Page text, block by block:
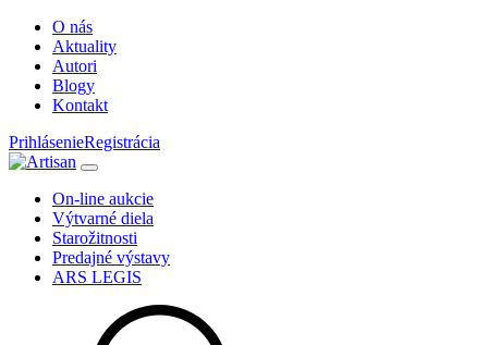
O nás
Aktuality
Autori
Blogy
Kontakt
PrihlásenieRegistrácia
On-line aukcie
Výtvarné diela
Starožitnosti
Predajné výstavy
ARS LEGIS